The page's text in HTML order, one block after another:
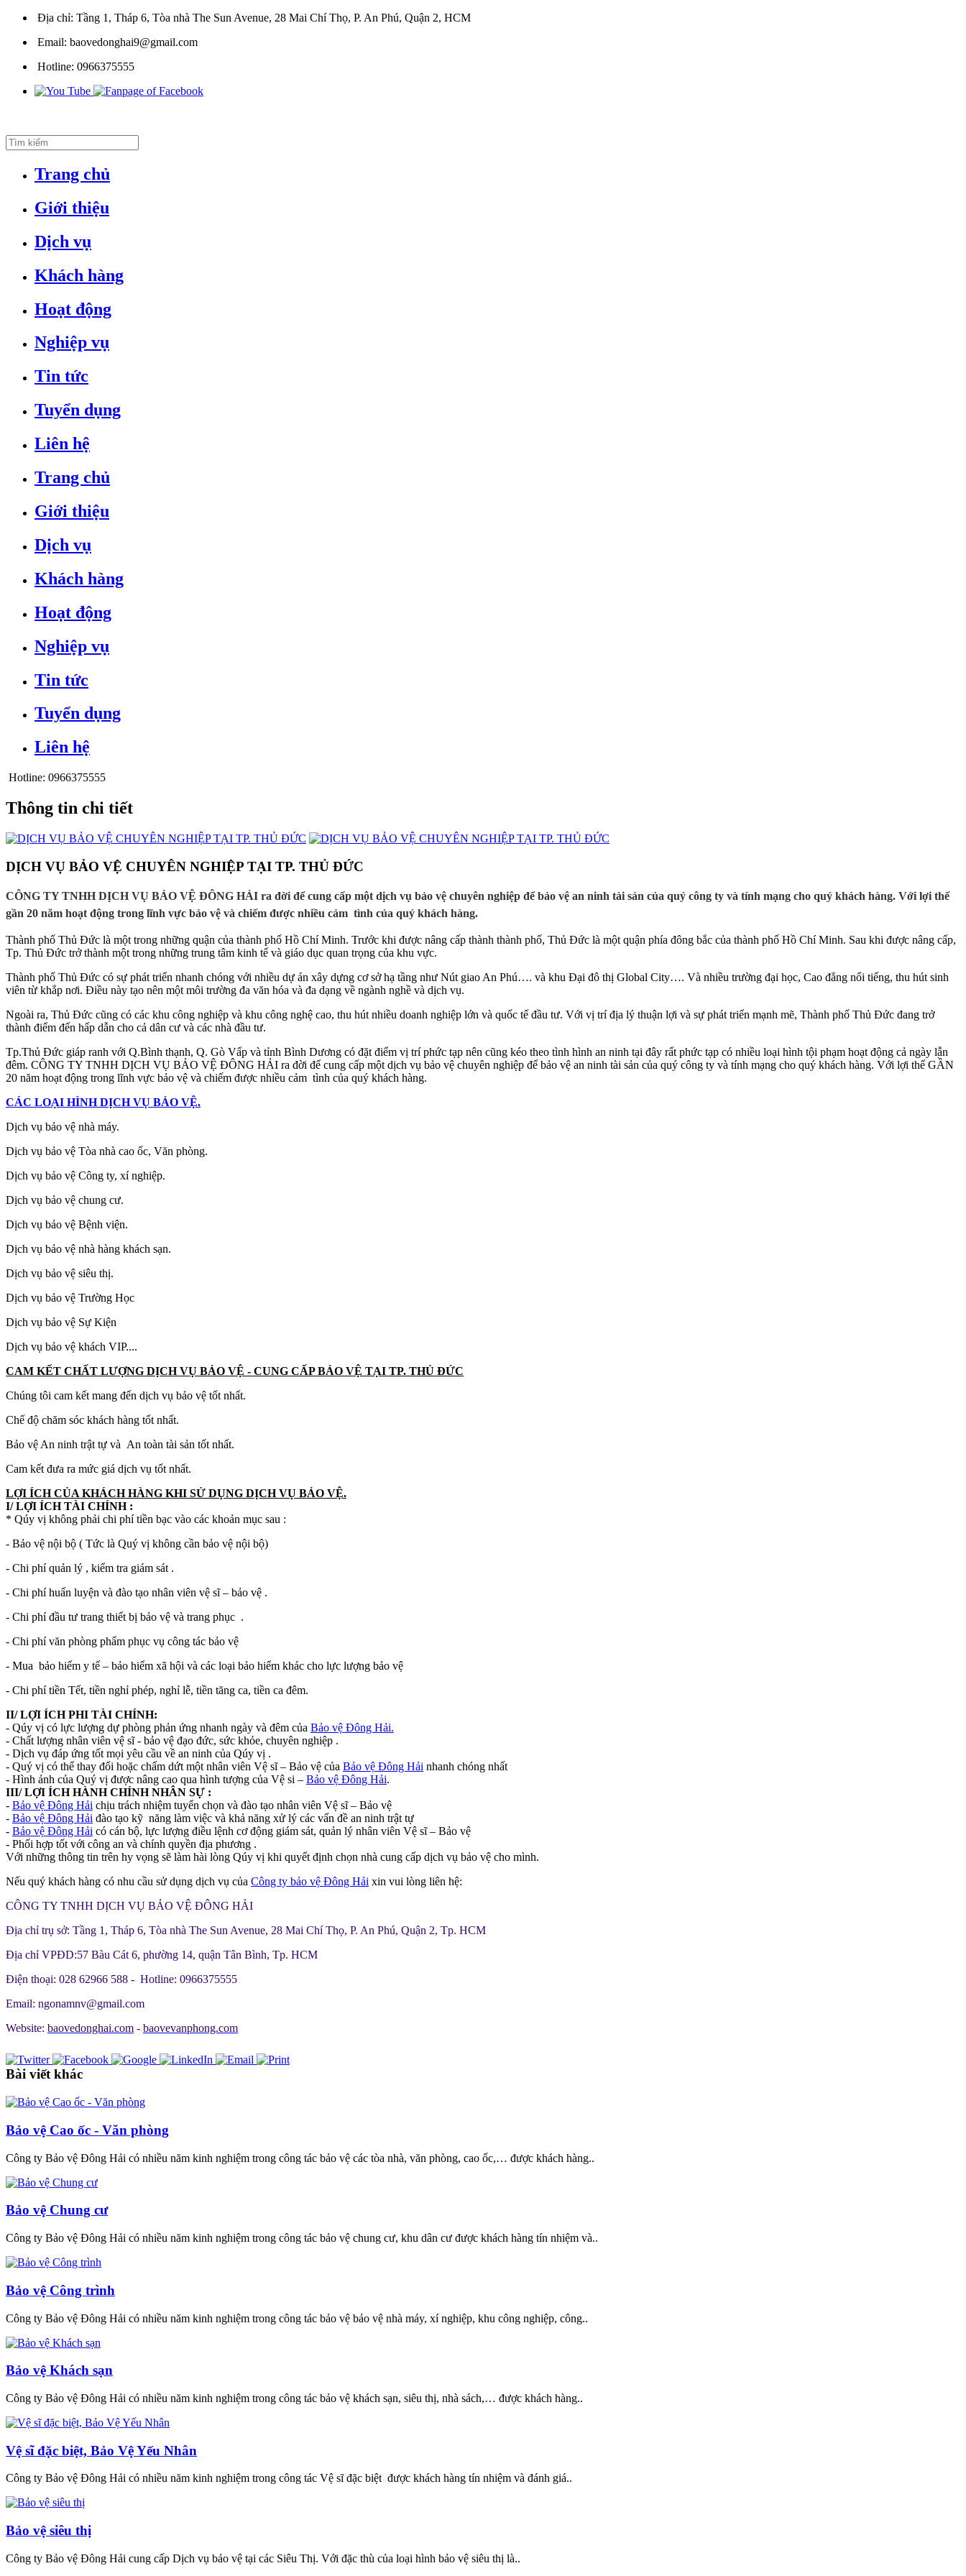
Địa chỉ: Tầng 1, Tháp 6, Tòa nhà The Sun Avenue, 28 Mai Chí Thọ, P. An Phú, Quận 2, HCM
Email: baovedonghai9@gmail.com
Hotline: 0966375555
Trang chủ
Giới thiệu
Dịch vụ
Khách hàng
Hoạt động
Nghiệp vụ
Tin tức
Tuyển dụng
Liên hệ
Trang chủ
Giới thiệu
Dịch vụ
Khách hàng
Hoạt động
Nghiệp vụ
Tin tức
Tuyển dụng
Liên hệ
Hotline: 0966375555
Thông tin chi tiết
DỊCH VỤ BẢO VỆ CHUYÊN NGHIỆP TẠI TP. THỦ ĐỨC
CÔNG TY TNHH DỊCH VỤ BẢO VỆ ĐÔNG HẢI ra đời để cung cấp một dịch vụ bảo vệ chuyên nghiệp để bảo vệ an ninh tài sản của quý công ty và tính mạng cho quý khách hàng. Với lợi thế
gần 20 năm hoạt động trong lĩnh vực bảo vệ và chiếm được nhiều cảm tình của quý khách hàng.
Thành phố Thủ Đức là một trong những quận của thành phố Hồ Chí Minh. Trước khi được nâng cấp thành thành phố, Thủ Đức là một quận phía đông bắc của thành phố Hồ Chí Minh. Sau khi được nâng cấp,
Tp. Thủ Đức trở thành một trong những trung tâm kinh tế và giáo dục quan trọng của khu vực.
Thành phố Thủ Đức có sự phát triển nhanh chóng với nhiều dự án xây dựng cơ sở hạ tầng như Nút giao An Phú…. và khu Đại đô thị Global City…. Và nhiều trường đại học, Cao đẳng nổi tiếng, thu hút sinh
viên từ khắp nơi. Điều này tạo nên một môi trường đa văn hóa và đa dạng về ngành nghề và dịch vụ.
Ngoài ra, Thủ Đức cũng có các khu công nghiệp và khu công nghệ cao, thu hút nhiều doanh nghiệp lớn và quốc tế đầu tư. Với vị trí địa lý thuận lợi và sự phát triển mạnh mẽ, Thành phố Thủ Đức đang trở
thành điểm đến hấp dẫn cho cả dân cư và các nhà đầu tư.
Tp.Thủ Đức giáp ranh với Q.Bình thạnh, Q. Gò Vấp và tỉnh Bình Dương có đặt điểm vị trí phức tạp nên cũng kéo theo tình hình an ninh tại đây rất phức tạp có nhiều loại hình tội phạm hoạt động cả ngày lẫn
đêm. CÔNG TY TNHH DỊCH VỤ BẢO VỆ ĐÔNG HẢI ra đời để cung cấp một dịch vụ bảo vệ chuyên nghiệp để bảo vệ an ninh tài sản của quý công ty và tính mạng cho quý khách hàng. Với lợi thế GẦN
20 năm hoạt động trong lĩnh vực bảo vệ và chiếm được nhiều cảm tình của quý khách hàng.
CÁC LOẠI HÌNH DỊCH VỤ BẢO VỆ.
Dịch vụ bảo vệ nhà máy.
Dịch vụ bảo vệ Tòa nhà cao ốc, Văn phòng.
Dịch vụ bảo vệ Công ty, xí nghiệp.
Dịch vụ bảo vệ chung cư.
Dịch vụ bảo vệ Bệnh viện.
Dịch vụ bảo vệ nhà hàng khách sạn.
Dịch vụ bảo vệ siêu thị.
Dịch vụ bảo vệ Trường Học
Dịch vụ bảo vệ Sự Kiện
Dịch vụ bảo vệ khách VIP....
CAM KẾT CHẤT LƯỢNG DỊCH VỤ BẢO VỆ - CUNG CẤP BẢO VỆ TẠI TP. THỦ ĐỨC
Chúng tôi cam kết mang đến dịch vụ bảo vệ tốt nhất.
Chế độ chăm sóc khách hàng tốt nhất.
Bảo vệ An ninh trật tự và An toàn tài sản tốt nhất.
Cam kết đưa ra mức giá dịch vụ tốt nhất.
LỢI ÍCH CỦA KHÁCH HÀNG KHI SỬ DỤNG DỊCH VỤ BẢO VỆ.
I/ LỢI ÍCH TÀI CHÍNH :
* Qúy vị không phải chi phí tiền bạc vào các khoản mục sau :
- Bảo vệ nội bộ ( Tức là Quý vị không cần bảo vệ nội bộ)
- Chi phí quản lý , kiểm tra giám sát .
- Chi phí huấn luyện và đào tạo nhân viên vệ sĩ – bảo vệ .
- Chi phí đầu tư trang thiết bị bảo vệ và trang phục .
- Chi phí văn phòng phẩm phục vụ công tác bảo vệ
- Mua bảo hiểm y tế – bảo hiểm xã hội và các loại bảo hiểm khác cho lực lượng bảo vệ
- Chi phí tiền Tết, tiền nghỉ phép, nghỉ lễ, tiền tăng ca, tiền ca đêm.
II/ LỢI ÍCH PHI TÀI CHÍNH:
- Qúy vị có lực lượng dự phòng phản ứng nhanh ngày và đêm của Bảo vệ Đông Hải.
- Chất lượng nhân viên vệ sĩ - bảo vệ đạo đức, sức khỏe, chuyên nghiệp .
- Dịch vụ đáp ứng tốt mọi yêu cầu về an ninh của Qúy vị .
- Quý vị có thể thay đổi hoặc chấm dứt một nhân viên Vệ sĩ – Bảo vệ của Bảo vệ Đông Hải nhanh chóng nhất
- Hình ảnh của Quý vị được nâng cao qua hình tượng của Vệ si – Bảo vệ Đông Hải.
III/ LỢI ÍCH HÀNH CHÍNH NHÂN SỰ :
- Bảo vệ Đông Hải chịu trách nhiệm tuyển chọn và đào tạo nhân viên Vệ sĩ – Bảo vệ
- Bảo vệ Đông Hải đào tạo kỹ năng làm việc và khả năng xử lý các vấn đề an ninh trật tự
- Bảo vệ Đông Hải có cán bộ, lực lượng điều lệnh cơ động giám sát, quản lý nhân viên Vệ sĩ – Bảo vệ
- Phối hợp tốt với công an và chính quyền địa phương .
Với những thông tin trên hy vọng sẽ làm hài lòng Qúy vị khi quyết định chọn nhà cung cấp dịch vụ bảo vệ cho mình.
Nếu quý khách hàng có nhu cầu sử dụng dịch vụ của Công ty bảo vệ Đông Hải xin vui lòng liên hệ:
CÔNG TY TNHH DỊCH VỤ BẢO VỆ ĐÔNG HẢI
Địa chỉ trụ sở: Tầng 1, Tháp 6, Tòa nhà The Sun Avenue, 28 Mai Chí Thọ, P. An Phú, Quận 2, Tp. HCM
Địa chỉ VPĐD:57 Bàu Cát 6, phường 14, quận Tân Bình, Tp. HCM
Điện thoại: 028 62966 588 - Hotline: 0966375555
Email: ngonamnv@gmail.com
Website: baovedonghai.com - baovevanphong.com
Bài viết khác
Bảo vệ Cao ốc - Văn phòng
Công ty Bảo vệ Đông Hải có nhiều năm kinh nghiệm trong công tác bảo vệ các tòa nhà, văn phòng, cao ốc,… được khách hàng..
Bảo vệ Chung cư
Công ty Bảo vệ Đông Hải có nhiều năm kinh nghiệm trong công tác bảo vệ chung cư, khu dân cư được khách hàng tín nhiệm và..
Bảo vệ Công trình
Công ty Bảo vệ Đông Hải có nhiều năm kinh nghiệm trong công tác bảo vệ bảo vệ nhà máy, xí nghiệp, khu công nghiệp, công..
Bảo vệ Khách sạn
Công ty Bảo vệ Đông Hải có nhiều năm kinh nghiệm trong công tác bảo vệ khách sạn, siêu thị, nhà sách,… được khách hàng..
Vệ sĩ đặc biệt, Bảo Vệ Yếu Nhân
Công ty Bảo vệ Đông Hải có nhiều năm kinh nghiệm trong công tác Vệ sĩ đặc biệt được khách hàng tín nhiệm và đánh giá..
Bảo vệ siêu thị
Công ty Bảo vệ Đông Hải cung cấp Dịch vụ bảo vệ tại các Siêu Thị. Với đặc thù của loại hình bảo vệ siêu thị là..